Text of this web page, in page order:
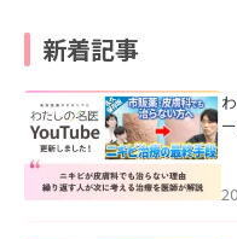
新着記事